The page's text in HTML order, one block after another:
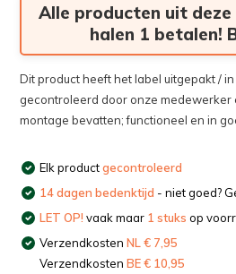
Alle producten uit
halen 1 betalen!
Dit product heeft het label uitgepakt /
gecontroleerd door onze medewerker
montage bevatten; functioneel en in
Elk productgecontroleerd
14 dagen bedenktijd - niet goed?
LET OP! vaak maar 1 stuks op
VerzendkostenNL € 7,95
VerzendkostenBE € 10,95